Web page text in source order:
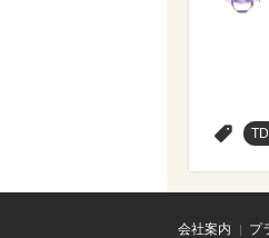
会社案内 プ